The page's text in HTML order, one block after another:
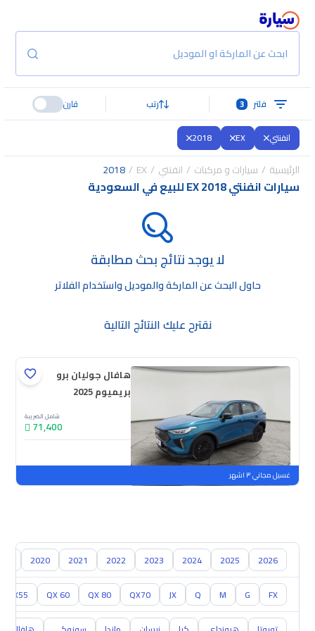
ابحث عن الماركة او الموديل
فلتر 3 رتب قارن
انفنتي EX
2018
الرئيسية سيارات و مركبات انفنتي EX
2018
سيارات انفنتي EX 2018 للبيع في السعودية
لا يوجد نتائج بحث مطابقة
حاول البحث عن الماركة والموديل واستخدام الفلاتر
نقترح عليك النتائج التالية
هافال جوليان برو
بريميوم 2025
شامل الضريبة
71,400
جديدة
ملوحة
غسيل مجاني ٣ اشهر
2026
2025
2024
2023
2022
2021
2020
FX
G
M
Q
JX
QX70
QX 80
QX 60
QX55